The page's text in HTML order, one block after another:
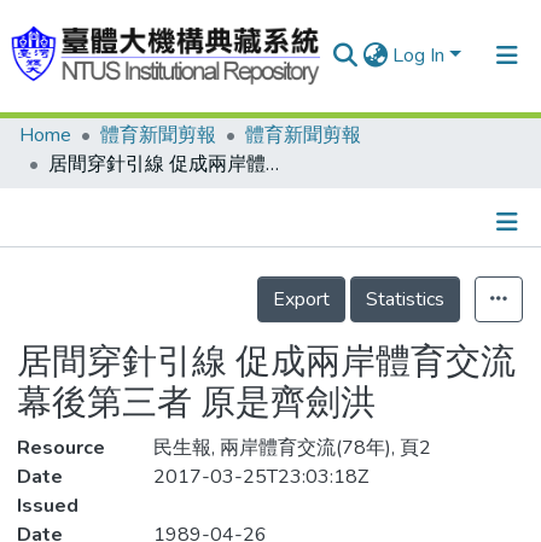
Log In
Communities & Collections
Statistics
Home 體育新聞剪報
體育新聞剪報
居間穿針引線 促成兩岸體育交流 幕後第三者 原是齊劍洪
Details
Export
Statistics
居間穿針引線 促成兩岸體育交流
幕後第三者 原是齊劍洪
Resource
民生報, 兩岸體育交流(78年), 頁2
Date
Issued
2017-03-25T23:03:18Z
Date
1989-04-26